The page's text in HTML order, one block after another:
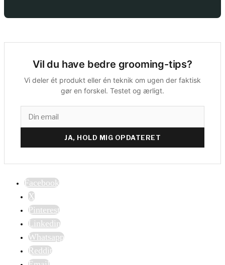
Vil du have bedre grooming-tips?
Vi deler ét produkt eller én teknik om ugen der faktisk
gør en forskel. Testet og ærligt.
JA, HOLD MIG OPDATERET
Facebook
X
Pinterest
Linkedin
Whatsapp
Reddit